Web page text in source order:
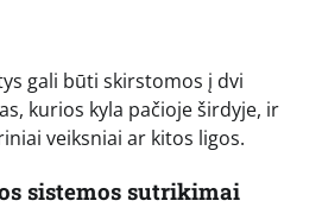
gali būti skirstomos į dvi
kurios kyla pačioje širdyje, ir
veiksniai ar kitos ligos.
sistemos sutrikimai